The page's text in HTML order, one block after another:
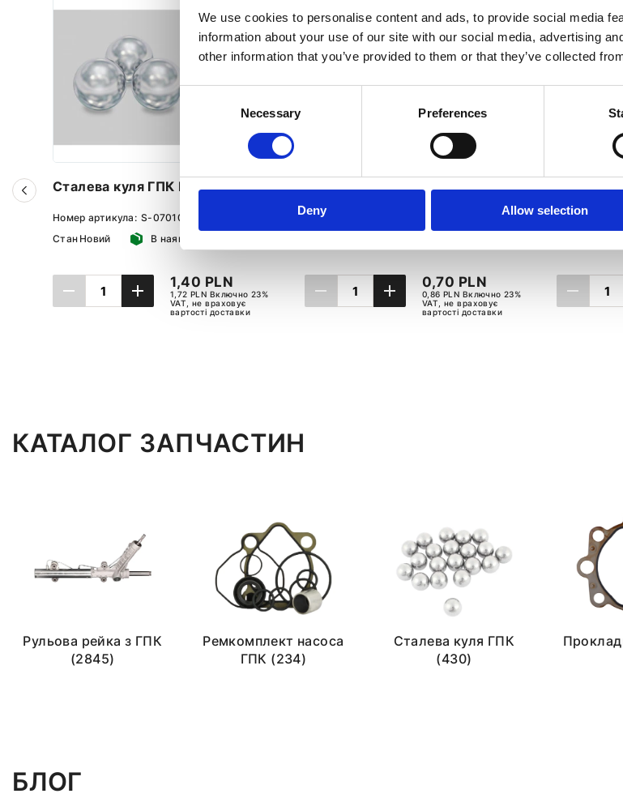
We use cookies to personalise content and ads, to provide social media
information about your use of our site with our social media, advertising
other information that you’ve provided to them or that they’ve collected
Consent
Necessary Preferences
Deny Allow selection
Сталева куля ГПК D7,010
Номер артикула: S-07010
Стан Новий В наявності
1,40 PLN
1,72 PLN Включно 23%
VAT, не враховує
вартості доставки
Сталева куля ГПК D7,164
Номер артикула:
0,70 PLN
0,86 PLN Включно 23%
VAT, не враховує
вартості доставки
Сталева
Номер
КАТАЛОГ ЗАПЧАСТИН
Рульова рейка з ГПК
(2845)
Ремкомплект насоса
ГПК (234)
Сталева куля ГПК
(430)
БЛОГ